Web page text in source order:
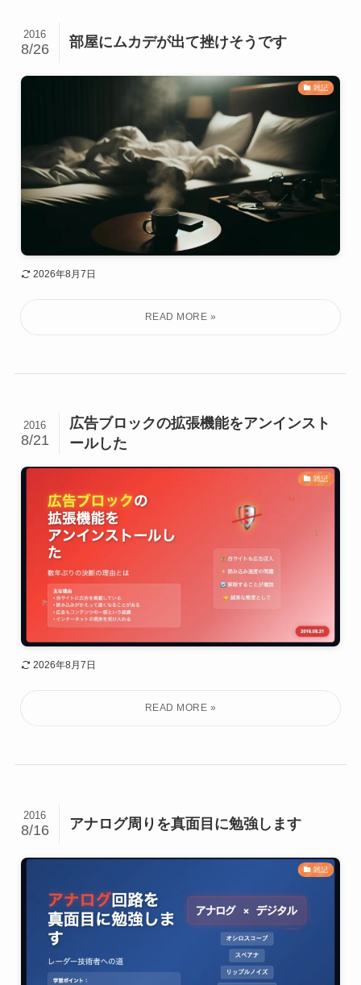
部屋にムカデが出て挫けそうです
2016
8/26
雑記
2026年8月7日
広告ブロックの拡張機能をアンインスト
ールした
2016
8/21
雑記
2026年8月7日
アナログ周りを真面目に勉強します
2016
8/16
雑記